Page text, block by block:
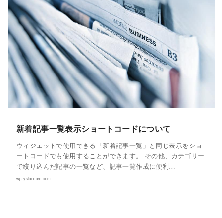
新着記事一覧表示ショートコードについて
ウィジェットで使用できる「新着記事一覧」と同じ表示をショ
ートコードでも使用することができます。 その他、カテゴリー
で絞り込んだ記事の一覧など、記事一覧作成に便利…
wp-ystandard.com